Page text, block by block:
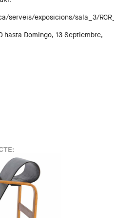
serveis/exposicions/sala_3/
hasta Domingo, 13 Septiembre,
Arquitectes. Creativitat compartida"